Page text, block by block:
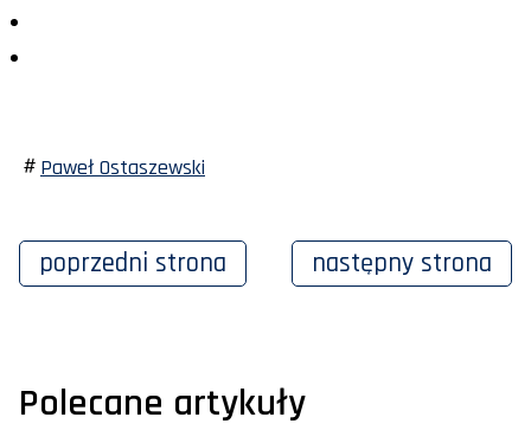
Paweł Ostaszewski
poprzedni strona następny strona
Polecane artykuły